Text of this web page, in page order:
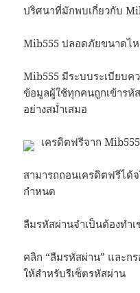
ปริศนาที่มักพบเกี่ยวกับ
Mib555 ปลอดภัยขนาดไ
Mib555 มีระบบระเบียบ
ข้อมูลผู้ใช้ทุกคนถูกเข้ารหั
อย่างสม่ำเสมอ
เครดิตฟรีจาก
สามารถถอนเครดิตฟรีได้
กำหนด
ลืมรหัสผ่านจำเป็นต้องทำเ
คลิก “ลืมรหัสผ่าน” และก
ให้สำหรับรีเซ็ตรหัสผ่าน